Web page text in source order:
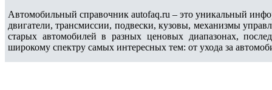
Автомобильный справочник autofaq.ru – это уникальный
двигатели, трансмиссии, подвески, кузовы, механизмы
старых автомобилей в разных ценовых диапазонах,
широкому спектру самых интересных тем: от ухода за